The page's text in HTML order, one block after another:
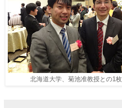
北海道大学、菊池准教授との1枚